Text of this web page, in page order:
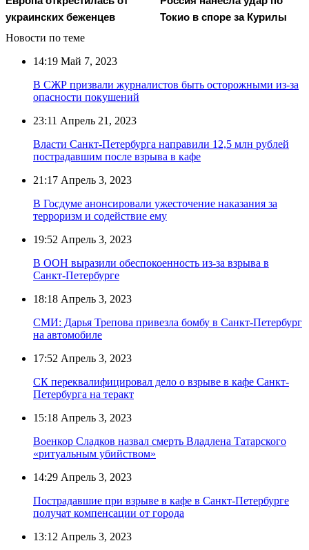
украинских беженцев
Токио в споре за Курилы
Новости по теме
14:19 Май 7, 2023
В СЖР призвали журналистов быть осторожными из-за
опасности покушений
23:11 Апрель 21, 2023
Власти Санкт-Петербурга направили 12,5 млн рублей
пострадавшим после взрыва в кафе
21:17 Апрель 3, 2023
В Госдуме анонсировали ужесточение наказания за
терроризм и содействие ему
19:52 Апрель 3, 2023
В ООН выразили обеспокоенность из-за взрыва в
Санкт-Петербурге
18:18 Апрель 3, 2023
СМИ: Дарья Трепова привезла бомбу в Санкт-Петербург
на автомобиле
17:52 Апрель 3, 2023
СК переквалифицировал дело о взрыве в кафе Санкт-
Петербурга на теракт
15:18 Апрель 3, 2023
Военкор Сладков назвал смерть Владлена Татарского
«ритуальным убийством»
14:29 Апрель 3, 2023
Пострадавшие при взрыве в кафе в Санкт-Петербурге
получат компенсации от города
13:12 Апрель 3, 2023